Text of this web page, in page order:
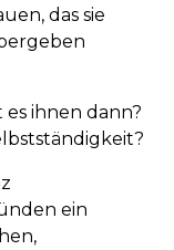
das sie
ihnen dann?
ein